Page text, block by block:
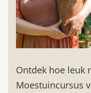
Ontdek hoe leuk
Moestuincursus